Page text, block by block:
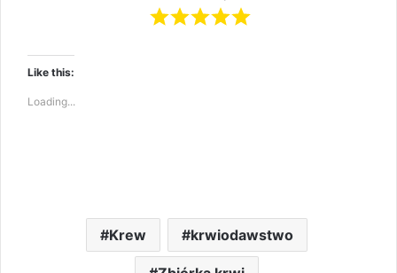
Like this:
Loading...
Krew krwiodawstwo